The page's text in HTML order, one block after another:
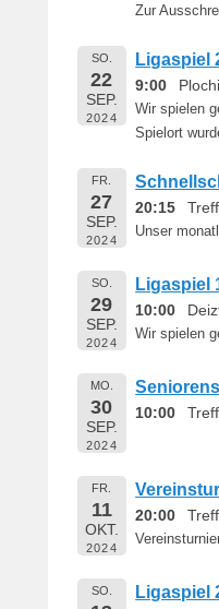
Zur
SO.
22
SEP.
2024
Ligaspiel
9:00
Wir spielen
Spielort
FR.
27
SEP.
2024
20:15
Unser
SO.
29
SEP.
2024
Ligaspiel
10:00
Wir spielen
MO.
30
SEP.
2024
10:00
FR.
11
OKT.
2024
20:00
SO. Ligaspiel